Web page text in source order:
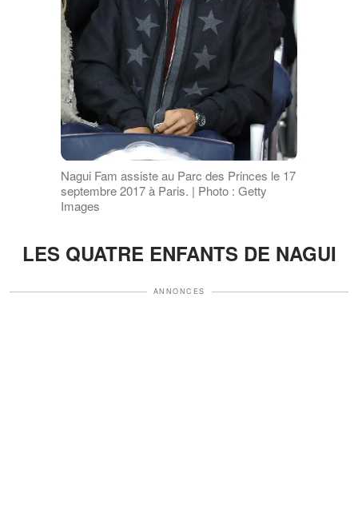
Nagui Fam assiste au Parc des Princes le 17
septembre 2017 à Paris. | Photo : Getty
Images
LES QUATRE ENFANTS DE NAGUI
ANNONCES